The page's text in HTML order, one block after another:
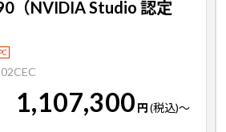
（NVIDIA Studio 認定
1,107,300 円(税込)～